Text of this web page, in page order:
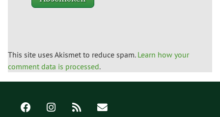
This site uses Akismet to reduce spam. Learn how your
comment data is processed.